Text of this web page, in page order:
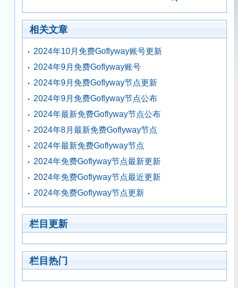
相关文章
2024年10月免费Goflyway账号更新
2024年9月免费Goflyway账号
2024年9月免费Goflyway节点更新
2024年9月免费Goflyway节点公布
2024年最新免费Goflyway节点公布
2024年8月最新免费Goflyway节点
2024年最新免费Goflyway节点
2024年免费Goflyway节点最新更新
2024年免费Goflyway节点最近更新
2024年免费Goflyway节点更新
栏目更新
栏目热门